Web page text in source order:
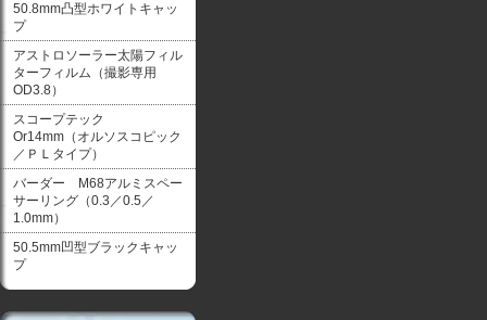
50.8mm凸型ホワイトキャッ
プ
アストロソーラー太陽フィル
ターフィルム（撮影専用
OD3.8）
スコープテック
Or14mm（オルソスコピック
／ＰＬタイプ）
バーダー M68アルミスペー
サーリング（0.3／0.5／
1.0mm）
50.5mm凹型ブラックキャッ
プ